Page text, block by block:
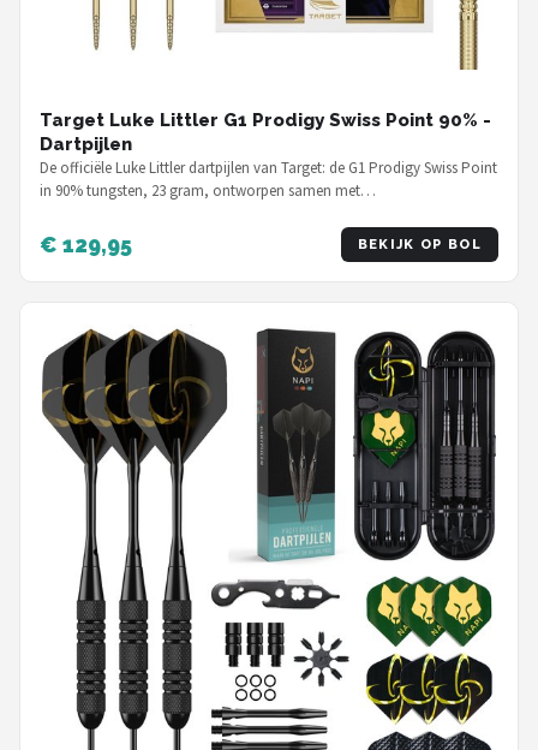
Target Luke Littler G1 Prodigy Swiss Point 90% -
Dartpijlen
De officiële Luke Littler dartpijlen van Target: de G1 Prodigy Swiss Point
in 90% tungsten, 23 gram, ontworpen samen met…
€ 129,95 BEKIJK OP BOL